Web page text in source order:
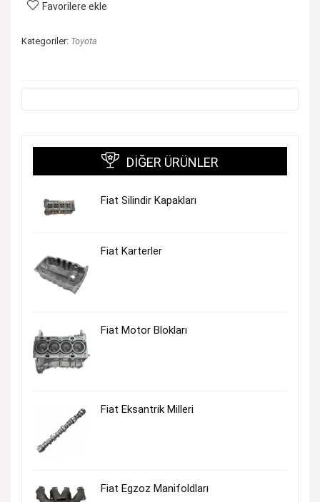
Favorilere ekle
Kategoriler: Toyota
DIĞER ÜRÜNLER
Fiat Silindir Kapakları
Fiat Karterler
Fiat Motor Blokları
Fiat Eksantrik Milleri
Fiat Egzoz Manifoldları